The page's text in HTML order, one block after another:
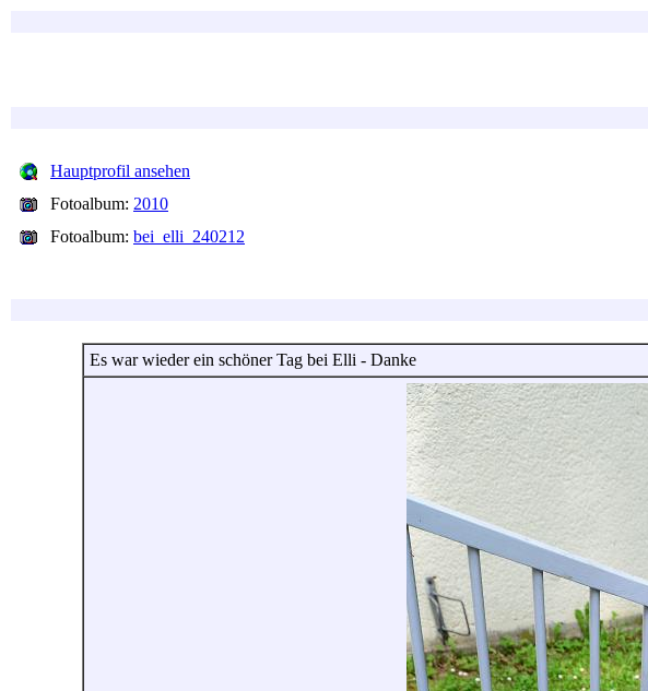
Hauptprofil ansehen
Fotoalbum: 2010
Fotoalbum: bei_elli_240212
Es war wieder ein schöner Tag bei Elli - Danke